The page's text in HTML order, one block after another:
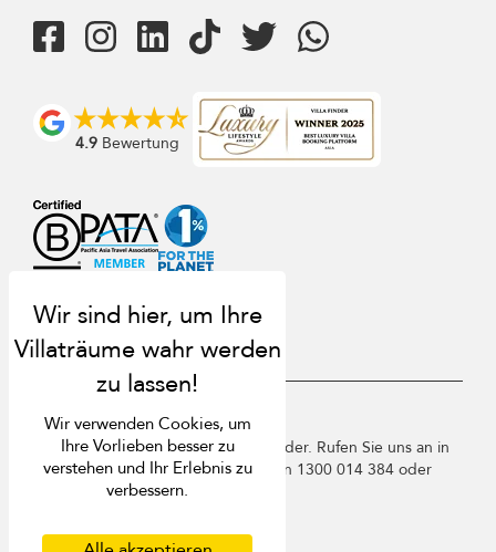
4.9 Bewertung
USD $ de Deutsch
Copyright © 2026 Sri Lanka Villa Finder. Rufen Sie uns an in
Singapur +65 3105 1190 / Australien 1300 014 384 oder
+61 2 9191 7419.
Datenschutzbestimmungen
Wir verwenden Cookies, um
Ihre Vorlieben besser zu
verstehen und Ihr Erlebnis zu
verbessern.